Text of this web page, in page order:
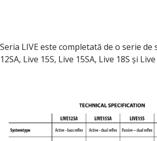
Seria LIVE este completată de o serie de
12SA, Live 15S, Live 15SA, Live 18S și Live